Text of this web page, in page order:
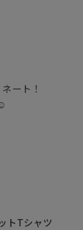
ート！
トTシャツ